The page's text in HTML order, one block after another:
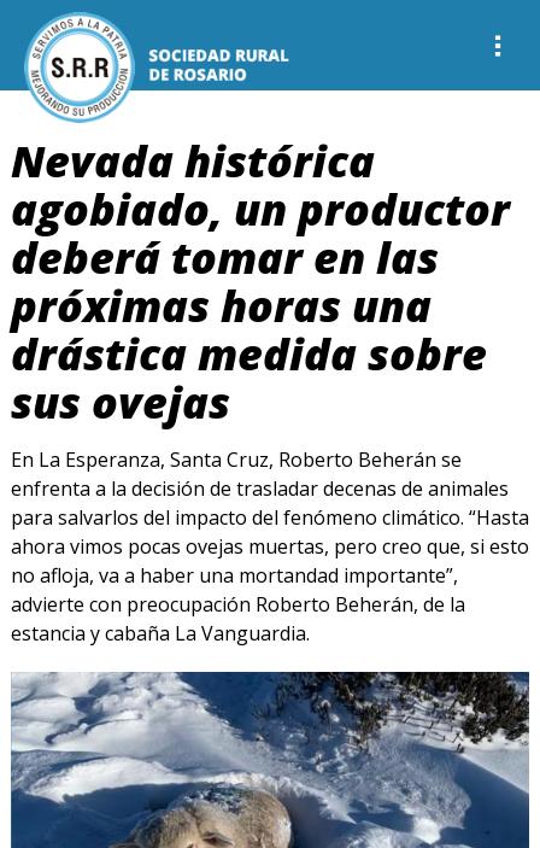
Nevada histórica
agobiado, un productor
deberá tomar en las
próximas horas una
drástica medida sobre
sus ovejas
En La Esperanza, Santa Cruz, Roberto Beherán se
enfrenta a la decisión de trasladar decenas de animales
para salvarlos del impacto del fenómeno climático. “Hasta
ahora vimos pocas ovejas muertas, pero creo que, si esto
no afloja, va a haber una mortandad importante”,
advierte con preocupación Roberto Beherán, de la
estancia y cabaña La Vanguardia.